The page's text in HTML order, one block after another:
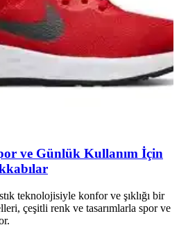
ve Günlük Kullanım İçin
teknolojisiyle konfor ve şıklığı bir
çeşitli renk ve tasarımlarla spor ve